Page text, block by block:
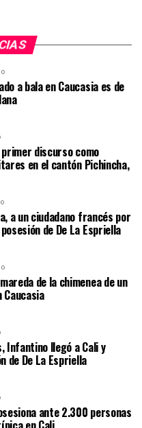
a bala en Caucasia es de
discurso como
en el cantón Pichincha,
a un ciudadano francés por
de De La Espriella
de la chimenea de un
Caucasia
Infantino llegó a Cali y
de De La Espriella
ante 2.300 personas